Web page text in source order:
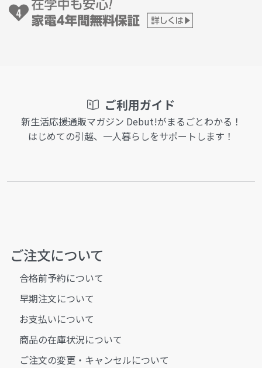
ご利用ガイド
新生活応援通販マガジン Debut!がまるごとわかる！
はじめての引越、一人暮らしをサポートします！
ご注文について
合格前予約について
早期注文について
お支払いについて
商品の在庫状況について
ご注文の変更・キャンセルについて